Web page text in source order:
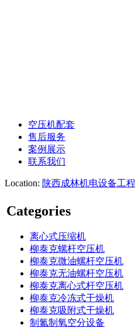
空压机配套
售后服务
案例展示
联系我们
Location: 陕西成林机电设备工
Categories
离心式压缩机
柳泰克螺杆空压机
柳泰克微油螺杆空压机
柳泰克无油螺杆空压机
柳泰克离心式杆空压机
柳泰克冷冻式干燥机
柳泰克吸附式干燥机
制氮制氧空分设备